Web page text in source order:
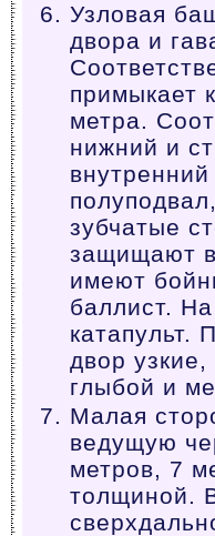
Узловая
двора и
примыкает
метра.
нижний и
зубчатые
защищают
имеют
баллист.
катапульт.
двор
глыбой и
Малая
ведущую
метров, 7
толщиной.